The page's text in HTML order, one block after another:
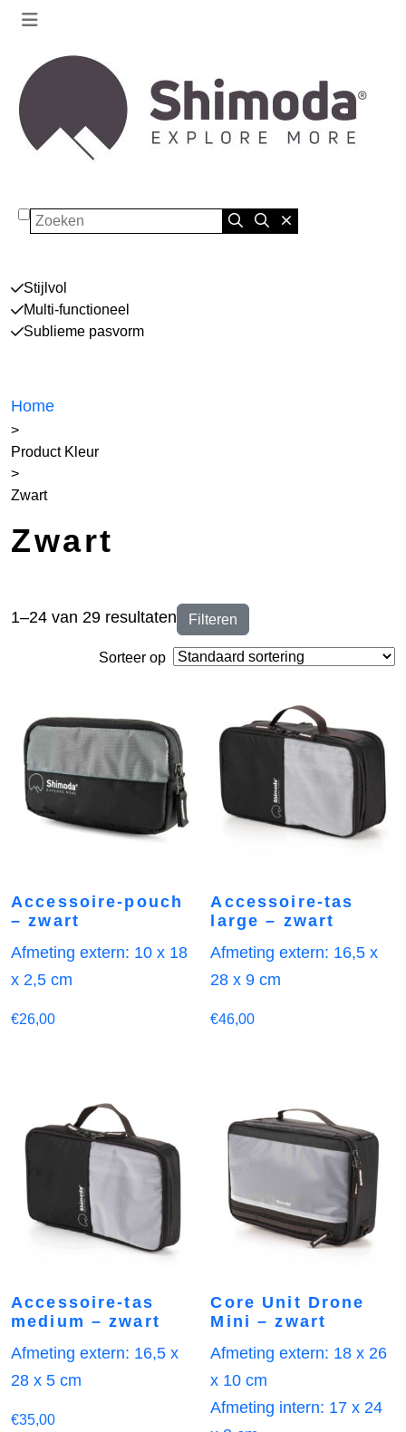
Zoeken
Stijlvol
Multi-functioneel
Sublieme pasvorm
Home
>
Product Kleur
>
Zwart
Zwart
Filteren
1–24 van 29 resultaten
Sorteer op
Accessoire-pouch
– zwart
Afmeting extern: 10 x 18
x 2,5 cm
€26,00
Accessoire-tas
large – zwart
Afmeting extern: 16,5 x
28 x 9 cm
€46,00
Accessoire-tas
medium – zwart
Afmeting extern: 16,5 x
28 x 5 cm
€35,00
Core Unit Drone
Mini – zwart
Afmeting extern: 18 x 26
x 10 cm
Afmeting intern: 17 x 24